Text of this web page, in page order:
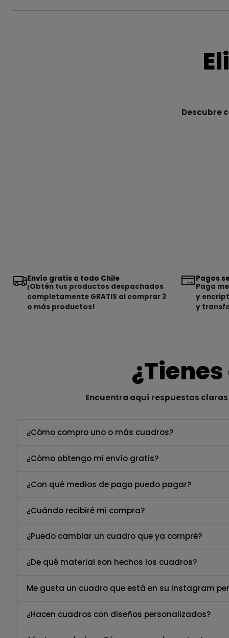
Descubre
Envío gratis a todo Chile
¡Obtén tus productos despachados
completamente GRATIS al comprar 3
o más productos!
Pagos
Paga
y
y
Encuentra aquí respuestas
¿Cómo compro uno o más cuadros?
¿Cómo obtengo mi envío gratis?
¿Con qué medios de pago puedo pagar?
¿Cuándo recibiré mi compra?
¿Puedo cambiar un cuadro que ya compré?
¿De qué material son hechos los cuadros?
Me gusta un cuadro que está en su Instagram
¿Hacen cuadros con diseños personalizados?